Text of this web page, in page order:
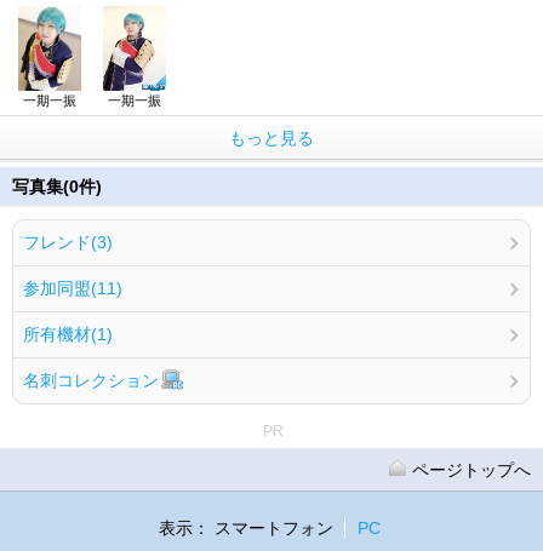
一期一振 一期一振
もっと見る
写真集(0件)
フレンド(3)
参加同盟(11)
所有機材(1)
名刺コレクション
PR
ページトップへ
表示： スマートフォン PC